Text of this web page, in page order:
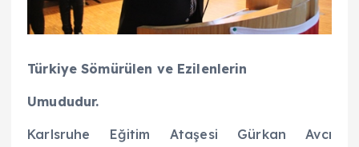
Türkiye Sömürülen ve Ezilenlerin
Umududur.
Karlsruhe Eğitim Ataşesi Gürkan Avcı